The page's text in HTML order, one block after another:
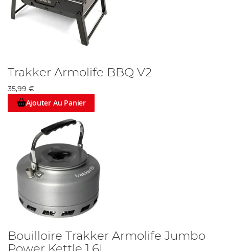
Trakker Armolife BBQ V2
35,99 €
Ajouter Au Panier
Bouilloire Trakker Armolife Jumbo